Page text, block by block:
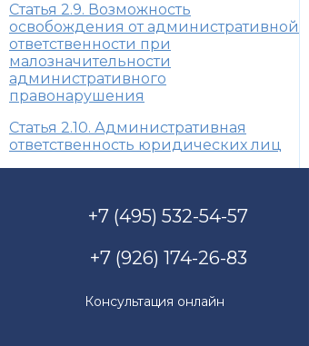
Статья 2.9. Возможность
освобождения от административной
ответственности при
малозначительности
административного
правонарушения
Статья 2.10. Административная
ответственность юридических лиц
+7 (495) 532-54-57
+7 (926) 174-26-83
Консультация онлайн